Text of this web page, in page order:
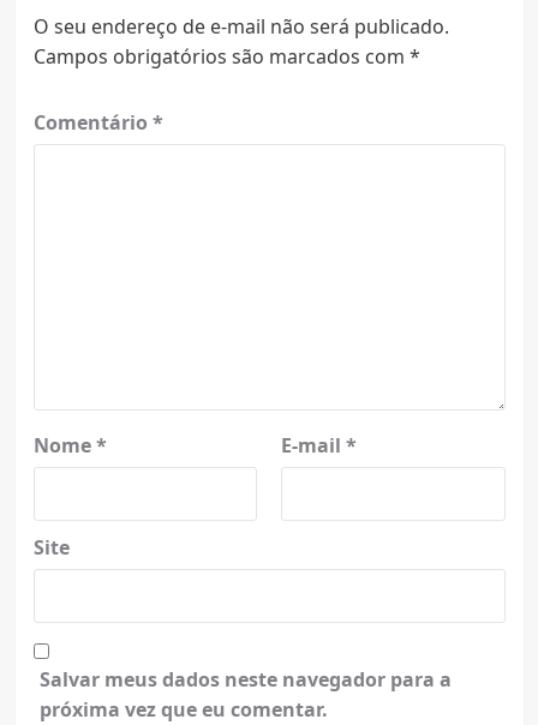
O seu endereço de e-mail não será publicado.
Campos obrigatórios são marcados com *
Comentário *
Nome* E-mail *
Site
Salvar meus dados neste navegador para a
próxima vez que eu comentar.